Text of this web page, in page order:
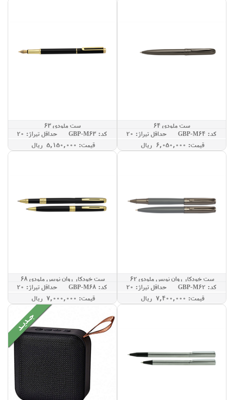
ست ملودی 64
کد: GBP-M64
حداقل تيراژ: 20
قيمت: 6,050,000 ريال
ست ملودی 63
کد: GBP-M63
حداقل تيراژ: 20
قيمت: 5,150,000 ريال
ست خودکار روان نویس ملودی 62
کد: GBP-M62
حداقل تيراژ: 20
قيمت: 7,400,000 ريال
ست خودکار روان نویس ملودی 68
کد: GBP-M68
حداقل تيراژ: 20
قيمت: 7,000,000 ريال